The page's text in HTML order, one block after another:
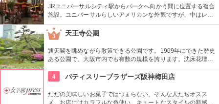
JRユニバーサルシティ駅からパークへ向かう間に位置する複合
施設。ユニバーサルらしいアメリカンな外観ですが、中はレス
トランからファッション雑貨まで様々なショップが立ち並ぶ充
実の空間。随所に置かれるオブジェと写真を撮ったり、大阪ら
しいお土産もゲットできちゃう。
3 天王寺公園
通天閣を眺めながら散策できる公園です。1909年にできた歴史
ある公園で、大阪市内でも有数の規模を誇ります。沈床花壇や
小川の小径、500平米の植物温室など多彩な表情を見せる園内
には、旧住友家の庭園・慶沢園や茶臼山といった歴史的なスポ
接しています。
4 パティスリーブラザーズ阪神梅田店
ただの美味しいお菓子ではつまらない、そんな人たちオスス
メ。お店にはカラフルな色使い、キュートなスタイルの新感覚